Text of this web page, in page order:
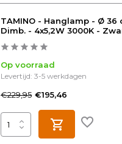
TAMINO - Hanglamp - Ø 36
Dimb. - 4x5,2W 3000K -
Op voorraad
Levertijd: 3-5 werkdagen
€229,95 €195,46